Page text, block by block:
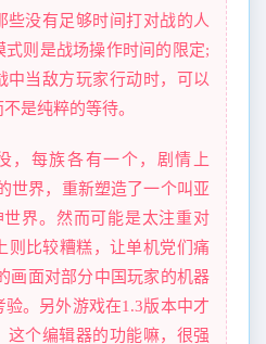
些没有足够时间打对战的人
式则是战场操作时间的限定;
中当敌方玩家行动时，可以
是纯粹的等待。
，每族各有一个，剧情上
世界，重新塑造了一个叫亚
世界。然而可能是太注重对
则比较糟糕，让单机党们痛
画面对部分中国玩家的机器
。另外游戏在1.3版本中才
这个编辑器的功能嘛，很强